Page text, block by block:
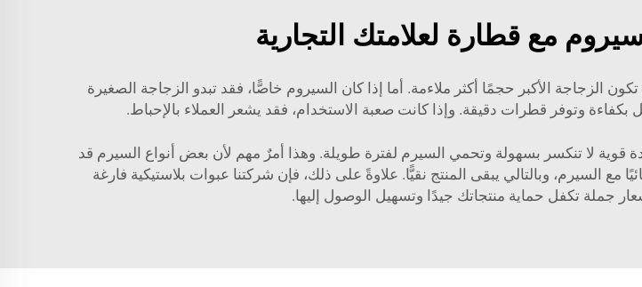
مع قطارة لعلامتك التجارية
الزجاجة الأكبر حجمًا أكثر ملاءمة. أما إذا كان السيروم خاصًّا، فقد تبدو الزجاجة الصغيرة
وتوفر قطرات دقيقة. وإذا كانت صعبة الاستخدام، فقد يشعر العملاء بالإحباط.
قوية لا تنكسر بسهولة وتحمي السيرم لفترة طويلة. وهذا أمرٌ مهم لأن بعض أنواع السيرم قد
مع السيرم، وبالتالي يبقى المنتج نقيًّا. علاوةً على ذلك، فإن شركتنا عبوات بلاستيكية فارغة
تكفل حماية منتجاتك جيدًا وتسهيل الوصول إليها.